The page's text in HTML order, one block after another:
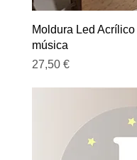
Moldura Led
música
Preço
27,50 €